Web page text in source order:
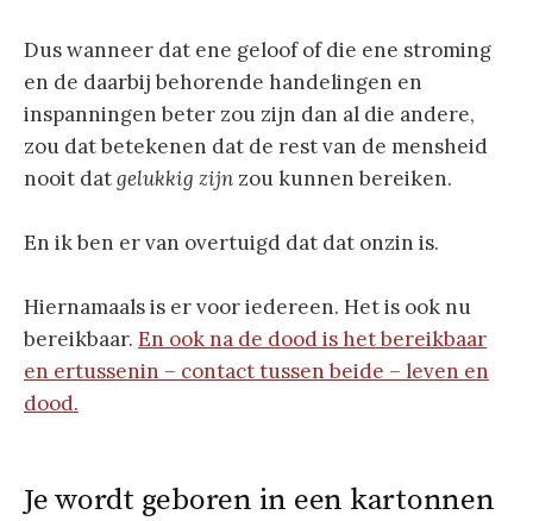
Dus wanneer dat ene geloof of die ene stroming
en de daarbij behorende handelingen en
inspanningen beter zou zijn dan al die andere,
zou dat betekenen dat de rest van de mensheid
nooit datgelukkig zijn zou kunnen bereiken.
En ik ben er van overtuigd dat dat onzin is.
Hiernamaals is er voor iedereen. Het is ook nu
bereikbaar. En ook na de dood is het bereikbaar
en ertussenin – contact tussen beide – leven en
dood.
Je wordt geboren in een kartonnen